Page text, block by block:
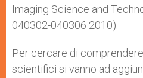
Imaging Science and
040302-040306 2010).
Per cercare di
scientifici si vanno ad